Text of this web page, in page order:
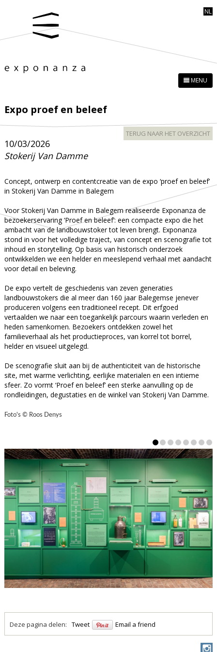
NL
MENU
Expo proef en beleef
TERUG NAAR HET OVERZICHT
10/03/2026
Stokerij Van Damme
Concept, ontwerp en contentcreatie van de expo ‘proef en beleef’
in Stokerij Van Damme in Balegem
Voor Stokerij Van Damme in Balegem realiseerde Exponanza de
bezoekerservaring ‘Proef en beleef’: een compacte expo die het
ambacht van de landbouwstoker tot leven brengt. Exponanza
stond in voor het volledige traject, van concept en scenografie tot
inhoud en storytelling. Op basis van historisch onderzoek
ontwikkelden we een helder en meeslepend verhaal met aandacht
voor detail en beleving.
De expo vertelt de geschiedenis van zeven generaties
landbouwstokers die al meer dan 160 jaar Balegemse jenever
produceren volgens een traditioneel recept. Dit erfgoed
vertaalden we naar een toegankelijk parcours waarin verleden en
heden samenkomen. Bezoekers ontdekken zowel het
familieverhaal als het productieproces, van korrel tot borrel,
helder en visueel uitgelegd.
De scenografie sluit aan bij de authenticiteit van de historische
site, met warme verlichting, eerlijke materialen en een intieme
sfeer. Zo vormt ‘Proef en beleef’ een sterke aanvulling op de
rondleidingen, degustaties en de winkel van Stokerij Van Damme.
Foto's © Roos Denys
Deze pagina delen: Tweet Email a friend